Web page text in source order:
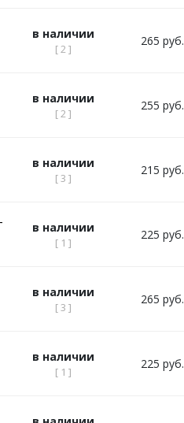
в наличии
[ 2 ]
265 руб.
в наличии
[ 2 ]
255 руб.
в наличии
[ 3 ]
215 руб.
в наличии
[ 1 ]
225 руб.
в наличии
[ 3 ]
265 руб.
в наличии
[ 1 ]
225 руб.